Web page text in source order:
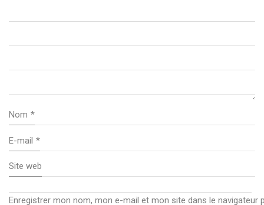
Nom *
E-mail *
Site web
Enregistrer mon nom, mon e-mail et mon site dans le navigateur